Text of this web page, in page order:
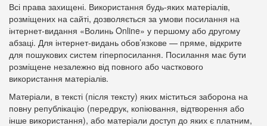
Всі права захищені. Використання будь-яких матеріалів,
розміщених на сайті, дозволяється за умови посилання на
інтернет-видання «Волинь Online» у першому або другому
абзаці. Для інтернет-видань обов’язкове — пряме, відкрите
для пошукових систем гіперпосилання. Посилання має бути
розміщене незалежно від повного або часткового
використання матеріалів.
Матеріали, в тексті (після тексту) яких міститься заборона на
повну републікацію (передрук, копіювання, відтворення або
інше використання), або матеріали доступ до яких є платним,